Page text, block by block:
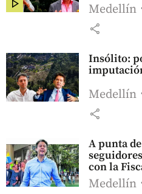
Medellín
share
Insólito:
Medellín
share
A punta
con la
Medellín